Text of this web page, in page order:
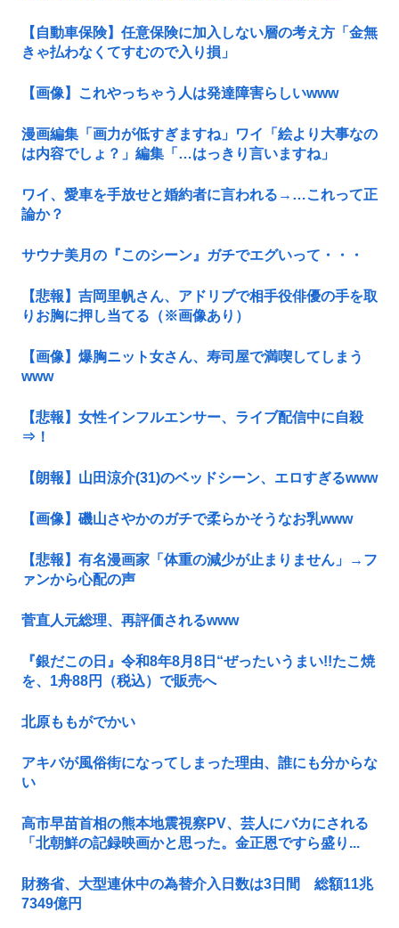
【自動車保険】任意保険に加入しない層の考え方「金無
きゃ払わなくてすむので入り損」
【画像】これやっちゃう人は発達障害らしいwww
漫画編集「画力が低すぎますね」ワイ「絵より大事なの
は内容でしょ？」編集「…はっきり言いますね」
ワイ、愛車を手放せと婚約者に言われる→…これって正
論か？
サウナ美月の『このシーン』ガチでエグいって・・・
【悲報】吉岡里帆さん、アドリブで相手役俳優の手を取
りお胸に押し当てる（※画像あり）
【画像】爆胸ニット女さん、寿司屋で満喫してしまう
www
【悲報】女性インフルエンサー、ライブ配信中に自殺
⇒！
【朗報】山田涼介(31)のベッドシーン、エロすぎるwww
【画像】磯山さやかのガチで柔らかそうなお乳www
【悲報】有名漫画家「体重の減少が止まりません」→フ
ァンから心配の声
菅直人元総理、再評価されるwww
『銀だこの日』令和8年8月8日“ぜったいうまい!!たこ焼
を、1舟88円（税込）で販売へ
北原ももがでかい
アキバが風俗街になってしまった理由、誰にも分からな
い
高市早苗首相の熊本地震視察PV、芸人にバカにされる
「北朝鮮の記録映画かと思った。金正恩ですら盛り...
財務省、大型連休中の為替介入日数は3日間 総額11兆
7349億円